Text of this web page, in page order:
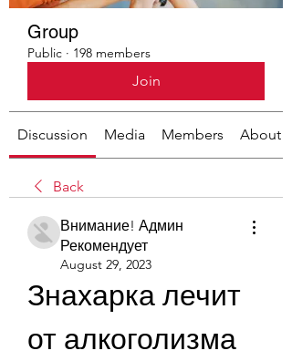
Group
Public · 198 members
Join
Discussion Media Members About
Back
Внимание! Админ
Рекомендует
August 29, 2023
Знахарка лечит
от алкоголизма